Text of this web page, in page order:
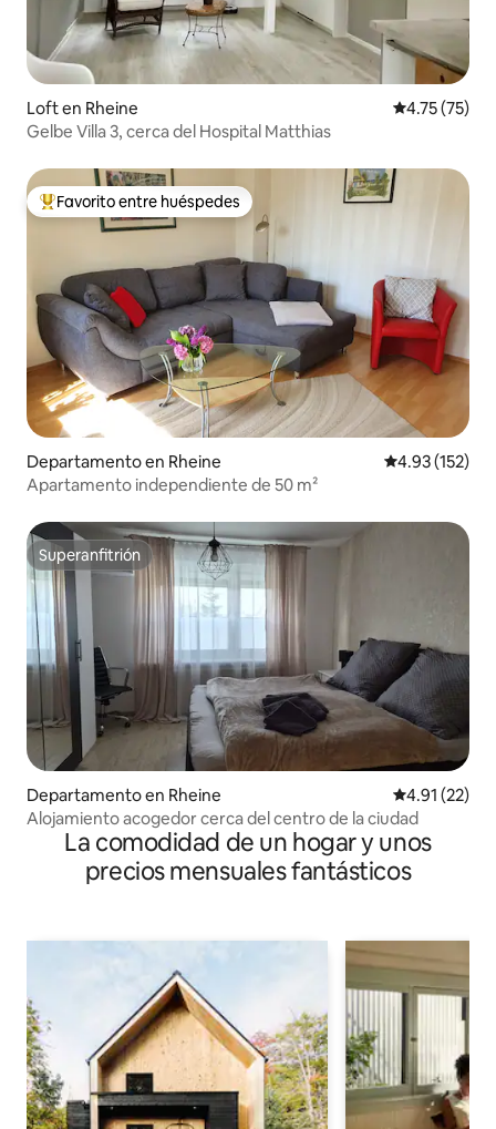
Loft en Rheine Calificación
4.75 (75)
Gelbe Villa 3, cerca del Hospital Matthias
De los mejores en Favorito entre huéspedes
Favorito entre huéspedes
Departamento en Rheine Calificación
4.93 (152)
Apartamento independiente de 50 m²
Superanfitrión
Superanfitrión
Departamento en Rheine Calificación
4.91 (22)
Alojamiento acogedor cerca del centro de la ciudad
La comodidad de un hogar y unos
precios mensuales fantásticos